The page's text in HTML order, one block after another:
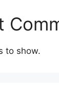
to show.